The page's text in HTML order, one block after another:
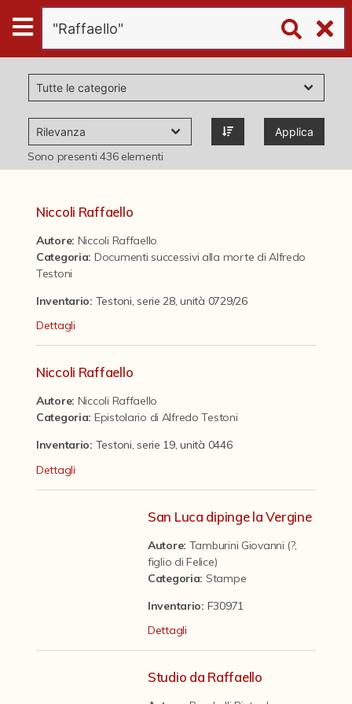
Digital
Humanities
Donazioni
Pubblicazioni
virtual tour
Il progetto Digital Humanities
Applica
Sono presenti436elementi
Niccoli Raffaello
Autore: Niccoli Raffaello
Categoria: Documenti successivi alla morte di Alfredo
Testoni
Inventario: Testoni, serie 28, unità 0729/26
Dettagli
Niccoli Raffaello
Autore: Niccoli Raffaello
Categoria: Epistolario di Alfredo Testoni
Inventario: Testoni, serie 19, unità 0446
Dettagli
San Luca dipinge la Vergine
Autore: Tamburini Giovanni (?,
figlio di Felice)
Categoria: Stampe
Inventario: F30971
Dettagli
Studio da Raffaello